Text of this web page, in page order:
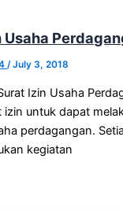
Usaha
/July 3, 2018
Izin Usaha
izin untuk dapat
perdagangan.
kegiatan